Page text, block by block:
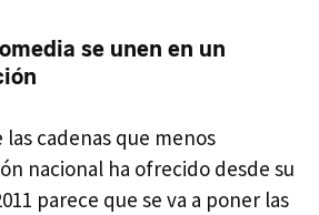
se unen en un
las cadenas que menos
nacional ha ofrecido desde su
parece que se va a poner las